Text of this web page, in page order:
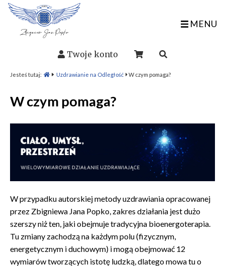
MENU
Twoje konto
Jesteś tutaj: Uzdrawianie na Odległość W czym pomaga?
W czym pomaga?
W przypadku autorskiej metody uzdrawiania opracowanej
przez Zbigniewa Jana Popko, zakres działania jest dużo
szerszy niż ten, jaki obejmuje tradycyjna bioenergoterapia.
Tu zmiany zachodzą na każdym polu (fizycznym,
energetycznym i duchowym) i mogą obejmować 12
wymiarów tworzących istotę ludzką, dlatego mowa tu o